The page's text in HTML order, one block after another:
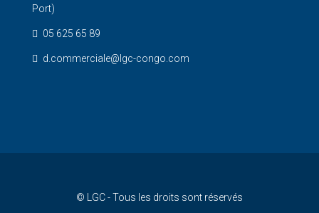
Port)
05 625 65 89
d.commerciale@lgc-congo.com
© LGC - Tous les droits sont réservés